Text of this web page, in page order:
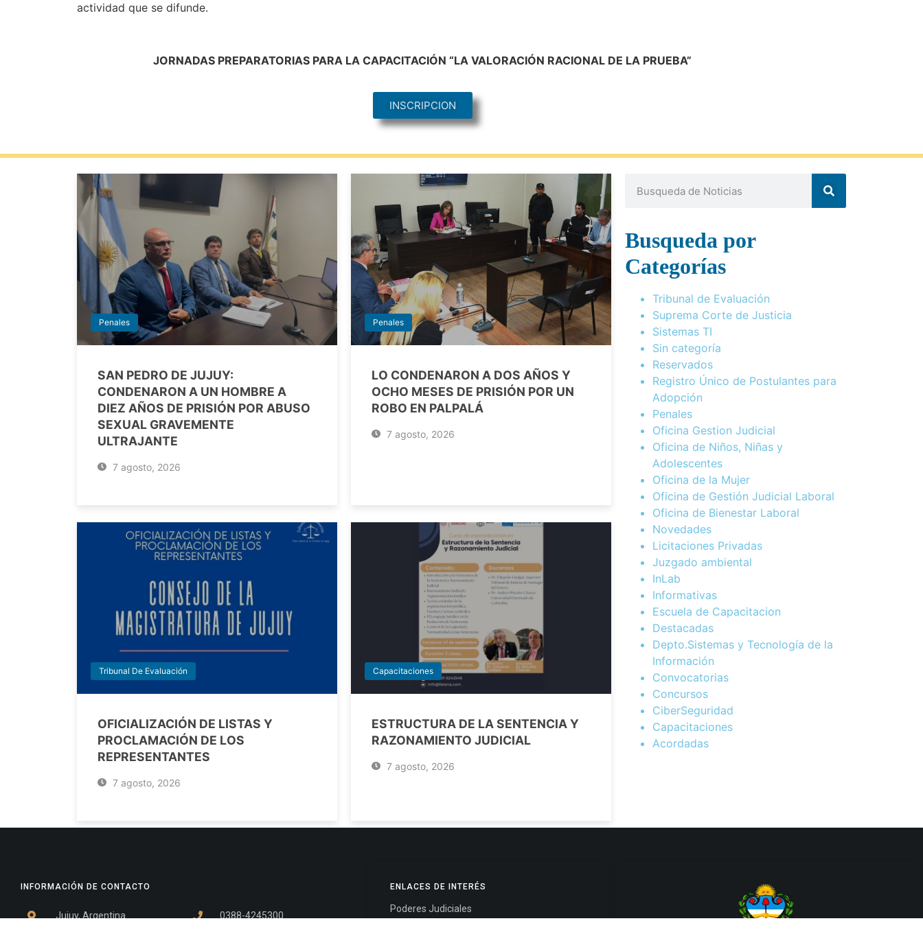
actividad que se difunde.
JORNADAS PREPARATORIAS PARA LA CAPACITACIÓN “LA VALORACIÓN RACIONAL DE LA PRUEBA”
INSCRIPCION
Penales
SAN PEDRO DE JUJUY:
CONDENARON A UN HOMBRE A
DIEZ AÑOS DE PRISIÓN POR ABUSO
SEXUAL GRAVEMENTE
ULTRAJANTE
7 agosto, 2026
Penales
LO CONDENARON A DOS AÑOS Y
OCHO MESES DE PRISIÓN POR UN
ROBO EN PALPALÁ
7 agosto, 2026
Tribunal De Evaluación
OFICIALIZACIÓN DE LISTAS Y
PROCLAMACIÓN DE LOS
REPRESENTANTES
7 agosto, 2026
Capacitaciones
ESTRUCTURA DE LA SENTENCIA Y
RAZONAMIENTO JUDICIAL
7 agosto, 2026
Busqueda por
Categorías
Tribunal de Evaluación
Suprema Corte de Justicia
Sistemas TI
Sin categoría
Reservados
Registro Único de Postulantes para
Adopción
Penales
Oficina Gestion Judicial
Oficina de Niños, Niñas y
Adolescentes
Oficina de la Mujer
Oficina de Gestión Judicial Laboral
Oficina de Bienestar Laboral
Novedades
Licitaciones Privadas
Juzgado ambiental
InLab
Informativas
Escuela de Capacitacion
Destacadas
Depto.Sistemas y Tecnología de la
Información
Convocatorias
Concursos
CiberSeguridad
Capacitaciones
Acordadas
INFORMACIÓN DE CONTACTO
Jujuy, Argentina
0388-4245300
ENLACES DE INTERÉS
Poderes Judiciales